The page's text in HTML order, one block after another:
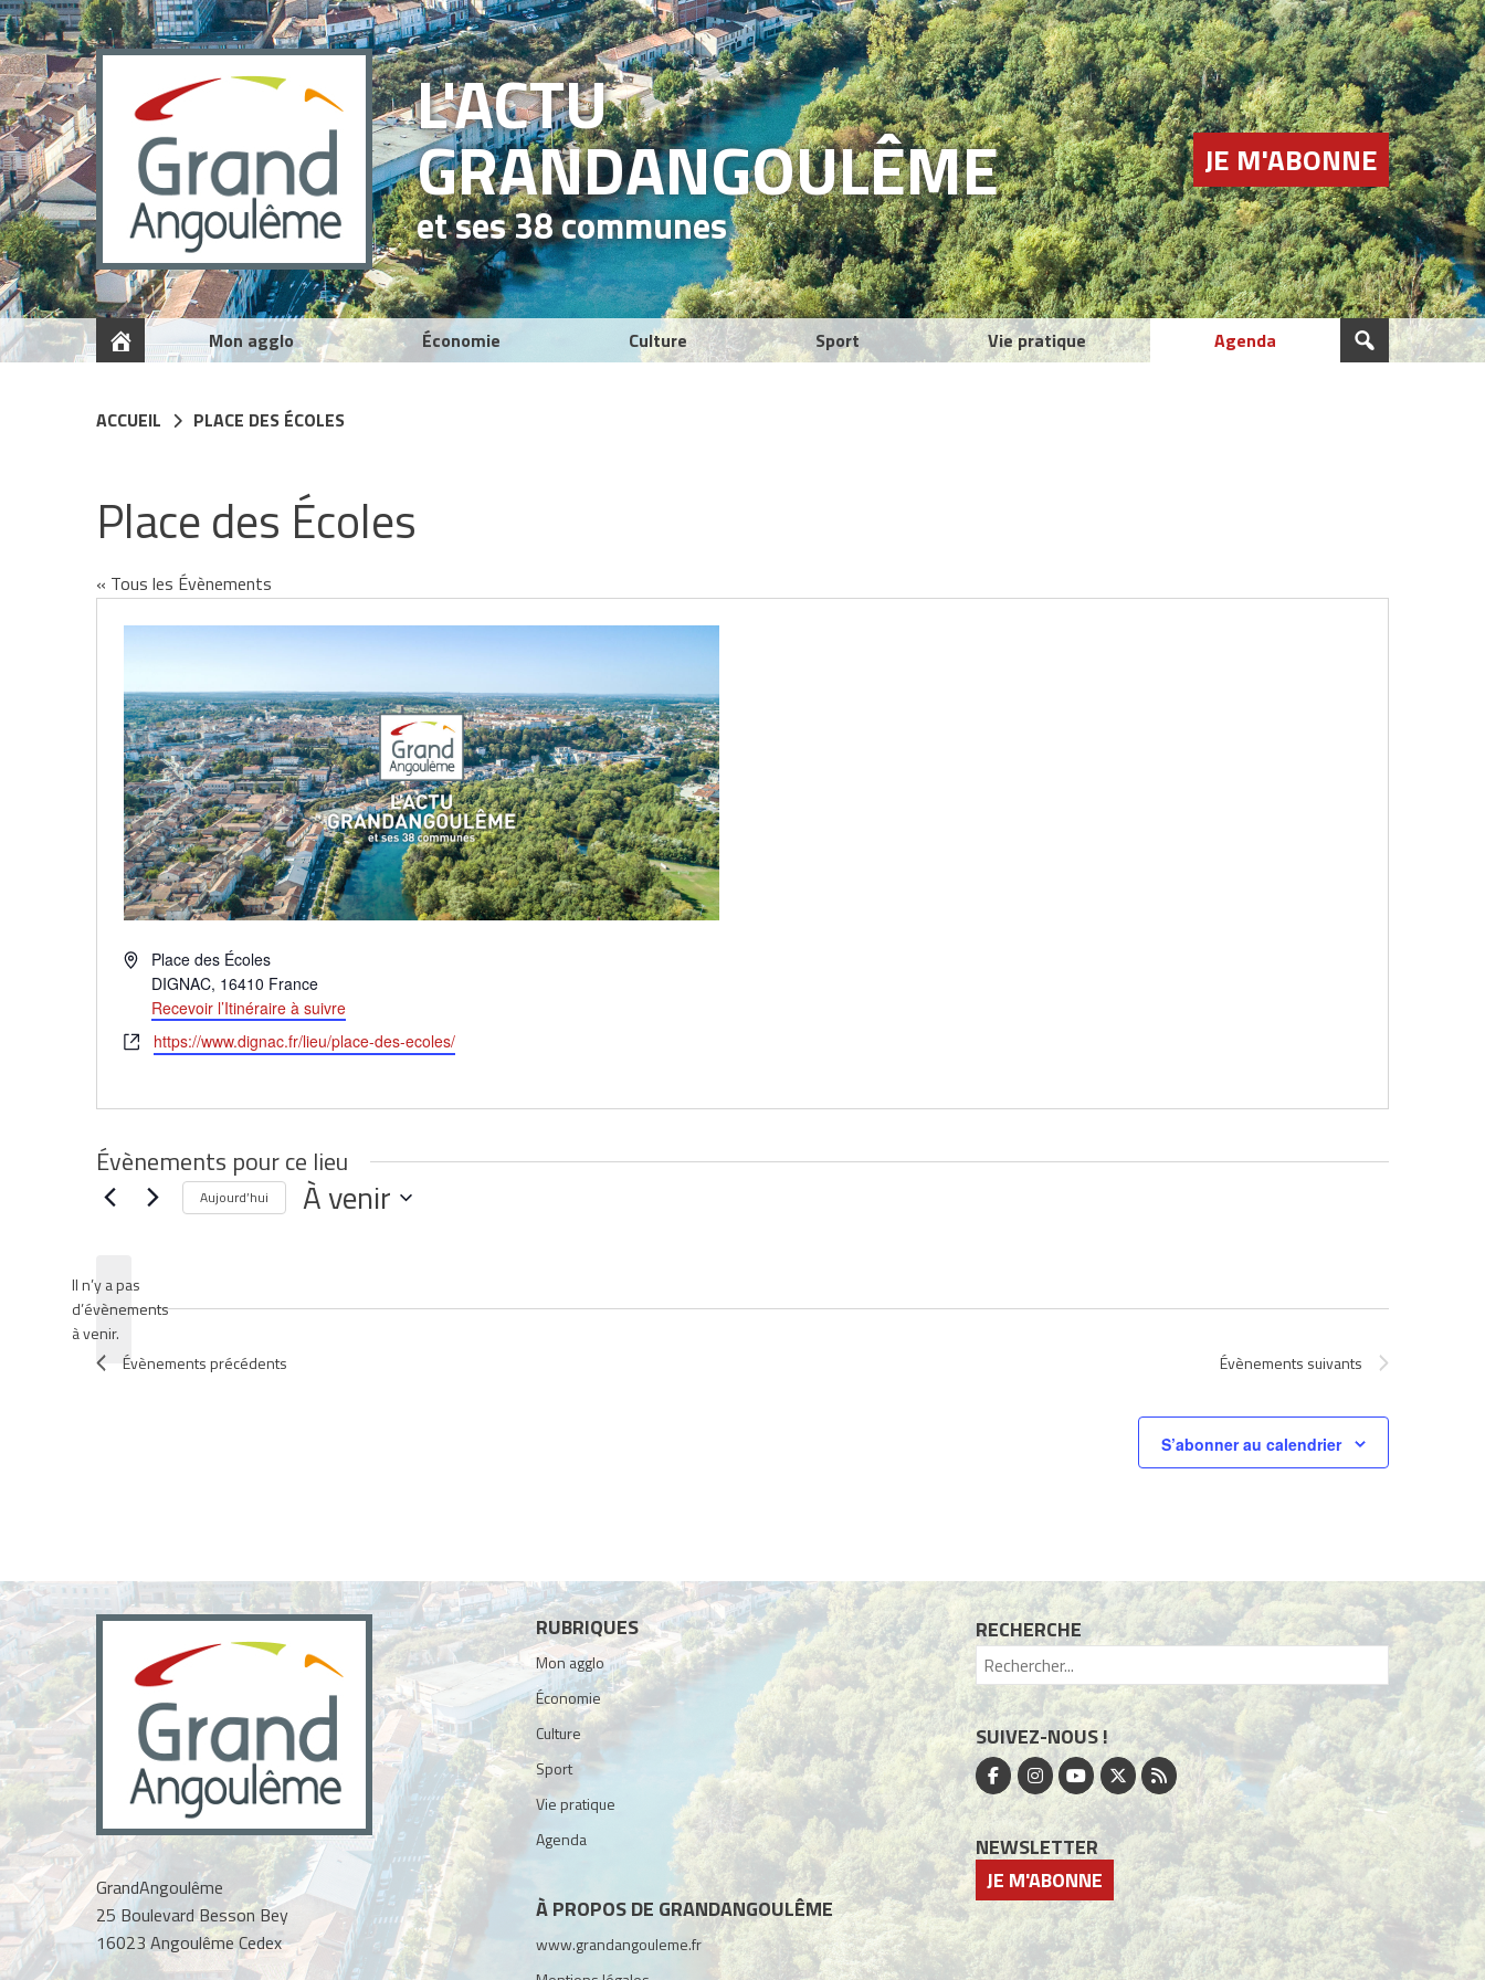
L'ACTU
GRANDANGOULÊME
et ses 38 communes
JE M'ABONNE
Mon agglo Économie Culture Sport Vie pratique Agenda
ACCUEIL PLACE DES ÉCOLES
Place des Écoles
« Tous les Évènements
AdressePlace des Écoles
DIGNAC, 16410 France
Recevoir l’Itinéraire à suivre
Site
https://www.dignac.fr/lieu/place-des-ecoles/
Évènements pour ce lieu
Notice
Il n’y a pas
d’évènements
à venir.
Aujourd’hui À venir
Évènementsprécédents Évènements suivants
S’abonner au calendrier
GrandAngoulême
25 Boulevard Besson Bey
16023 Angoulême Cedex
RUBRIQUES
Mon agglo
Économie
Culture
Sport
Vie pratique
Agenda
À PROPOS DE GRANDANGOULÊME
www.grandangouleme.fr
RECHERCHE
SUIVEZ-NOUS !
NEWSLETTER
JE M'ABONNE
Panneau de gestion des cookies